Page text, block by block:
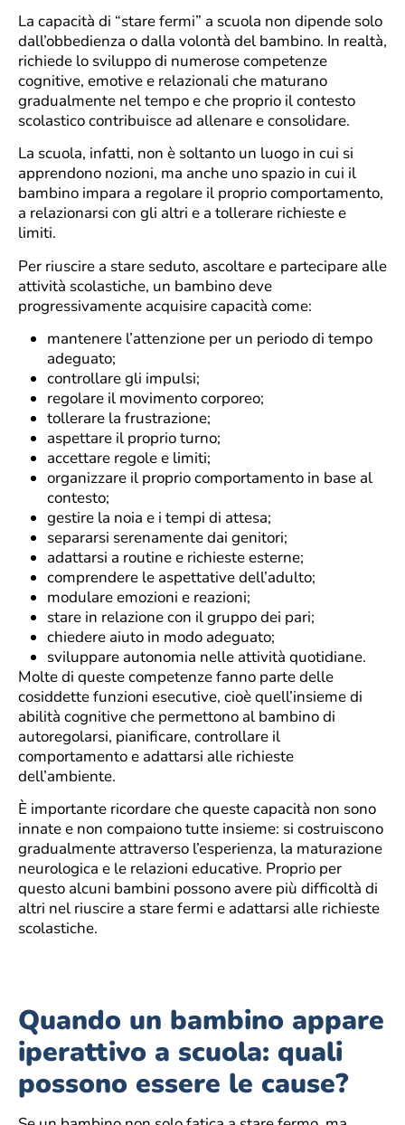
La capacità di “stare fermi” a scuola non dipende solo
dall’obbedienza o dalla volontà del bambino. In realtà,
richiede lo sviluppo di numerose competenze
cognitive, emotive e relazionali che maturano
gradualmente nel tempo e che proprio il contesto
scolastico contribuisce ad allenare e consolidare.
La scuola, infatti, non è soltanto un luogo in cui si
apprendono nozioni, ma anche uno spazio in cui il
bambino impara a regolare il proprio comportamento,
a relazionarsi con gli altri e a tollerare richieste e
limiti.
Per riuscire a stare seduto, ascoltare e partecipare alle
attività scolastiche, un bambino deve
progressivamente acquisire capacità come:
mantenere l’attenzione per un periodo di tempo
adeguato;
controllare gli impulsi;
regolare il movimento corporeo;
tollerare la frustrazione;
aspettare il proprio turno;
accettare regole e limiti;
organizzare il proprio comportamento in base al
contesto;
gestire la noia e i tempi di attesa;
separarsi serenamente dai genitori;
adattarsi a routine e richieste esterne;
comprendere le aspettative dell’adulto;
modulare emozioni e reazioni;
stare in relazione con il gruppo dei pari;
chiedere aiuto in modo adeguato;
sviluppare autonomia nelle attività quotidiane.
Molte di queste competenze fanno parte delle
cosiddette funzioni esecutive, cioè quell’insieme di
abilità cognitive che permettono al bambino di
autoregolarsi, pianificare, controllare il
comportamento e adattarsi alle richieste
dell’ambiente.
È importante ricordare che queste capacità non sono
innate e non compaiono tutte insieme: si costruiscono
gradualmente attraverso l’esperienza, la maturazione
neurologica e le relazioni educative. Proprio per
questo alcuni bambini possono avere più difficoltà di
altri nel riuscire a stare fermi e adattarsi alle richieste
scolastiche.
Quando un bambino appare
iperattivo a scuola: quali
possono essere le cause?